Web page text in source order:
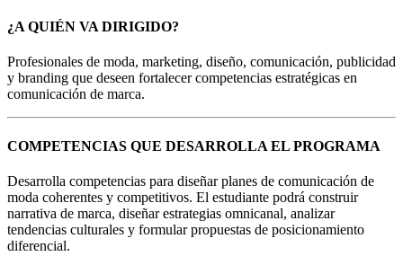
¿A QUIÉN VA DIRIGIDO?
Profesionales de moda, marketing, diseño, comunicación, publicidad
y branding que deseen fortalecer competencias estratégicas en
comunicación de marca.
COMPETENCIAS QUE DESARROLLA EL PROGRAMA
Desarrolla competencias para diseñar planes de comunicación de
moda coherentes y competitivos. El estudiante podrá construir
narrativa de marca, diseñar estrategias omnicanal, analizar
tendencias culturales y formular propuestas de posicionamiento
diferencial.